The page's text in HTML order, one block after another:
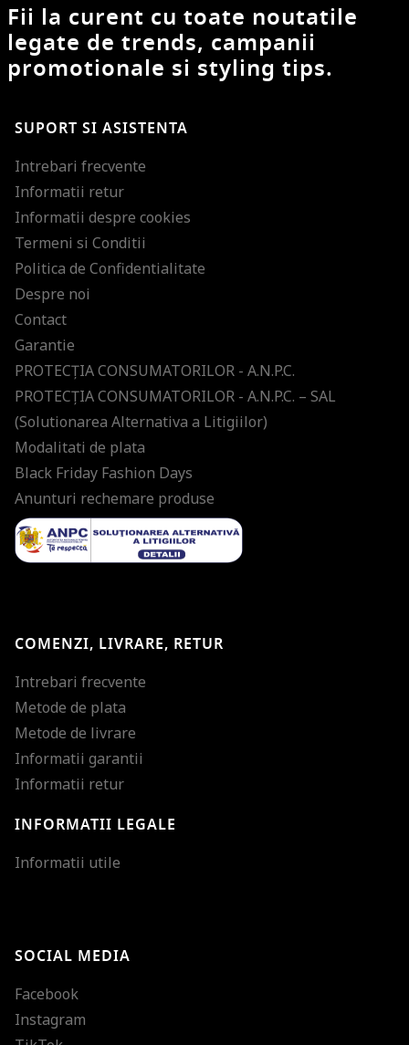
Fii la curent cu toate noutatile
legate de trends, campanii
promotionale si styling tips.
SUPORT SI ASISTENTA
Intrebari frecvente
Informatii retur
Informatii despre cookies
Termeni si Conditii
Politica de Confidentialitate
Despre noi
Contact
Garantie
PROTECŢIA CONSUMATORILOR - A.N.P.C.
PROTECŢIA CONSUMATORILOR - A.N.P.C. – SAL
(Solutionarea Alternativa a Litigiilor)
Modalitati de plata
Black Friday Fashion Days
Anunturi rechemare produse
COMENZI, LIVRARE, RETUR
Intrebari frecvente
Metode de plata
Metode de livrare
Informatii garantii
Informatii retur
INFORMATII LEGALE
Informatii utile
SOCIAL MEDIA
Facebook
Instagram